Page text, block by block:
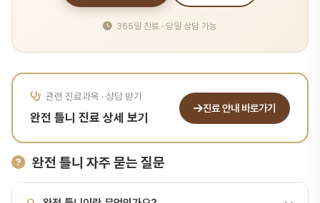
365일 진료 · 당일 상담 가능
관련 진료과목 · 상담 받기
완전 틀니 진료 상세 보기
진료 안내 바로가기
완전 틀니 자주 묻는 질문